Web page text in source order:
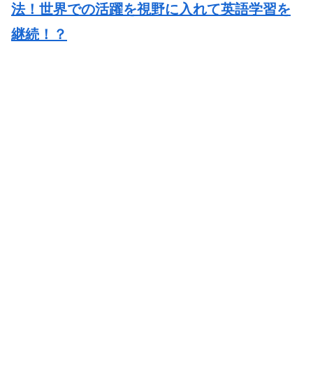
法！世界での活躍を視野に入れて英語学習を
継続！？